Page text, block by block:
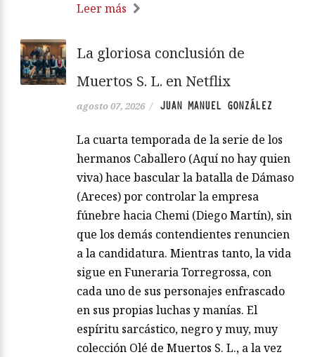
Leer más
La gloriosa conclusión de
Muertos S. L. en Netflix
agosto 07, 2026 / JUAN MANUEL GONZÁLEZ
La cuarta temporada de la serie de los
hermanos Caballero (Aquí no hay quien
viva) hace bascular la batalla de Dámaso
(Areces) por controlar la empresa
fúnebre hacia Chemi (Diego Martín), sin
que los demás contendientes renuncien
a la candidatura. Mientras tanto, la vida
sigue en Funeraria Torregrossa, con
cada uno de sus personajes enfrascado
en sus propias luchas y manías. El
espíritu sarcástico, negro y muy, muy
colección Olé de Muertos S. L., a la vez